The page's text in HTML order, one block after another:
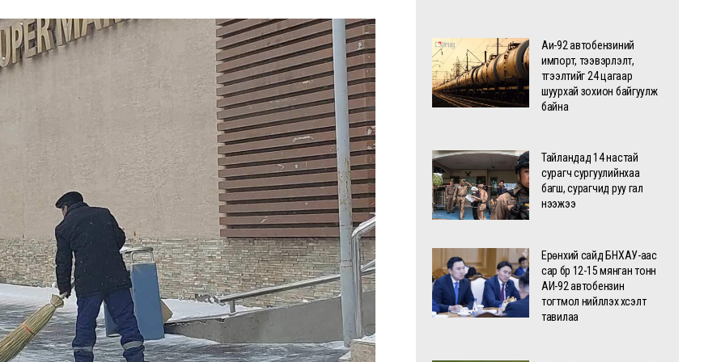
Аи-92 автобензиний
импорт, тээвэрлэлт,
түгээлтийг 24 цагаар
шуурхай зохион байгуулж
байна
Тайландад 14 настай
сурагч сургуулийнхаа
багш, сурагчид руу гал
нээжээ
Ерөнхий сайд БНХАУ-аас
сар бүр 12-15 мянган тонн
АИ-92 автобензин
тогтмол нийлүүлэх хүсэлт
тавилаа